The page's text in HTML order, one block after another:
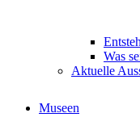
Was
Aktuelle
Museen